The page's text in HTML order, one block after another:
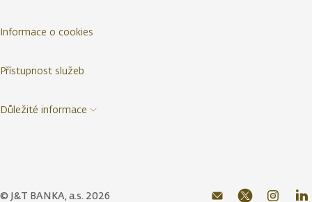
© J&T BANKA, a.s. 2026
Informace o cookies
Přístupnost služeb
Důležité informace